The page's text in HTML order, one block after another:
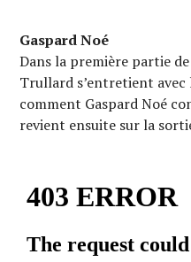
Gaspard Noé
Dans la première partie
Trullard s’entretient
comment Gaspard Noé
revient ensuite sur la